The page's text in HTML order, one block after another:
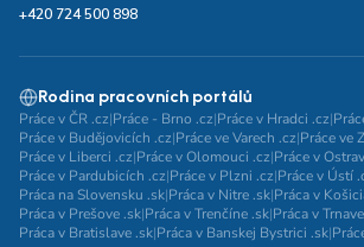
+420 724 500 898
Rodina pracovních portálů
Práce v ČR .cz|Práce - Brno .cz|Práce v Hradci .cz|
Práce v Budějovicích .cz|Práce ve Varech .cz|Práce ve
Práce v Liberci .cz|Práce v Olomouci .cz|Práce v
Práce v Pardubicích .cz|Práce v Plzni .cz|Práce v Ústí
Práca na Slovensku .sk|Práca v Nitre .sk|Práca v
Práca v Prešove .sk|Práca v Trenčíne .sk|Práca v
Práca v Bratislave .sk|Práca v Banskej Bystrici .sk|